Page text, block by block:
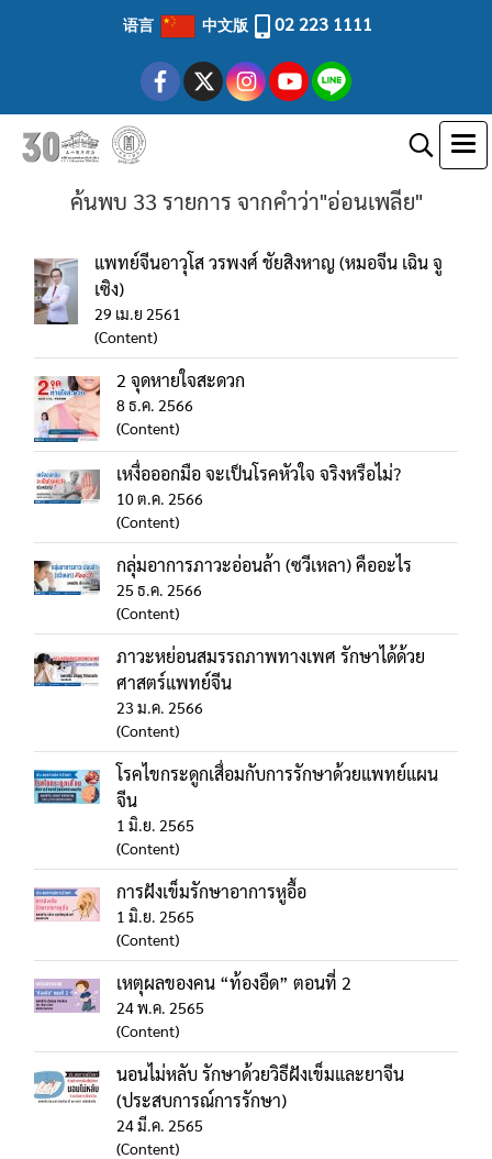
语言 中文版 02 223 1111
ค้นพบ 33 รายการ จากคำว่า"อ่อนเพลีย"
แพทย์จีนอาวุโส วรพงศ์ ชัยสิงหาญ (หมอจีน เฉิน จู
เซิง)
29 เม.ย 2561
(Content)
2 จุดหายใจสะดวก
8 ธ.ค. 2566
(Content)
เหงื่อออกมือ จะเป็นโรคหัวใจ จริงหรือไม่?
10 ต.ค. 2566
(Content)
กลุ่มอาการภาวะอ่อนล้า (ซวีเหลา) คืออะไร
25 ธ.ค. 2566
(Content)
ภาวะหย่อนสมรรถภาพทางเพศ รักษาได้ด้วย
ศาสตร์แพทย์จีน
23 ม.ค. 2566
(Content)
โรคไขกระดูกเสื่อมกับการรักษาด้วยแพทย์แผน
จีน
1 มิ.ย. 2565
(Content)
การฝังเข็มรักษาอาการหูอื้อ
1 มิ.ย. 2565
(Content)
เหตุผลของคน “ท้องอืด” ตอนที่ 2
24 พ.ค. 2565
(Content)
นอนไม่หลับ รักษาด้วยวิธีฝังเข็มและยาจีน
(ประสบการณ์การรักษา)
24 มี.ค. 2565
(Content)